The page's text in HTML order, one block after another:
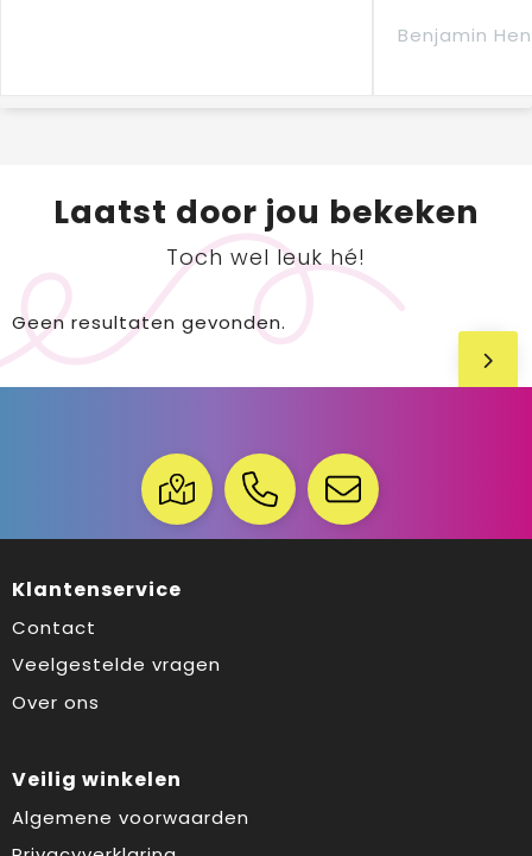
Benjamin
Laatst door jou bekeken
Toch wel leuk hé!
Geen resultaten gevonden.
Klantenservice
Contact
Veelgestelde vragen
Over ons
Veilig winkelen
Algemene voorwaarden